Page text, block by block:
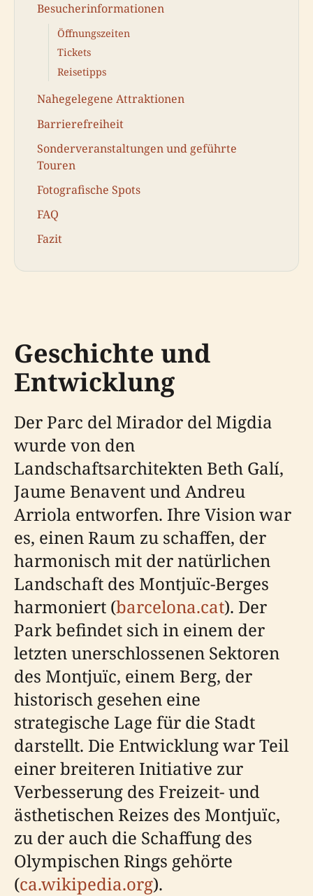
Besucherinformationen
Öffnungszeiten
Tickets
Reisetipps
Nahegelegene Attraktionen
Barrierefreiheit
Sonderveranstaltungen und geführte
Touren
Fotografische Spots
FAQ
Fazit
Geschichte und
Entwicklung
Der Parc del Mirador del Migdia
wurde von den
Landschaftsarchitekten Beth Galí,
Jaume Benavent und Andreu
Arriola entworfen. Ihre Vision war
es, einen Raum zu schaffen, der
harmonisch mit der natürlichen
Landschaft des Montjuïc-Berges
harmoniert (barcelona.cat). Der
Park befindet sich in einem der
letzten unerschlossenen Sektoren
des Montjuïc, einem Berg, der
historisch gesehen eine
strategische Lage für die Stadt
darstellt. Die Entwicklung war Teil
einer breiteren Initiative zur
Verbesserung des Freizeit- und
ästhetischen Reizes des Montjuïc,
zu der auch die Schaffung des
Olympischen Rings gehörte
(ca.wikipedia.org).